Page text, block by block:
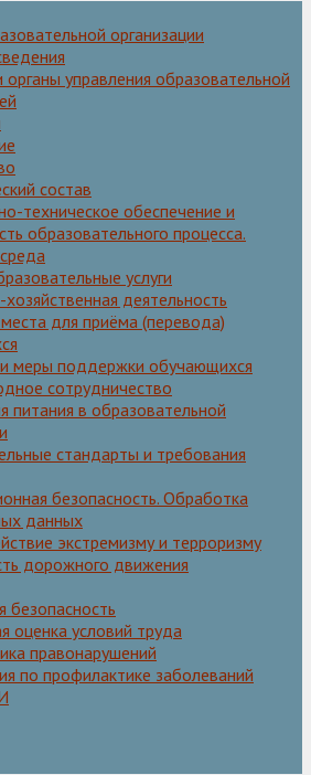
организации
органы управления образовательной
состав
техническое обеспечение и
образовательного процесса.
услуги
деятельность
для приёма (перевода)
меры поддержки обучающихся
сотрудничество
питания в образовательной
стандарты и требования
безопасность. Обработка
данных
экстремизму и терроризму
дорожного движения
безопасность
оценка условий труда
правонарушений
по профилактике заболеваний